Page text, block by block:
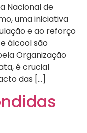
Nacional de
uma iniciativa
e ao reforço
álcool são
Organização
é crucial
das […]